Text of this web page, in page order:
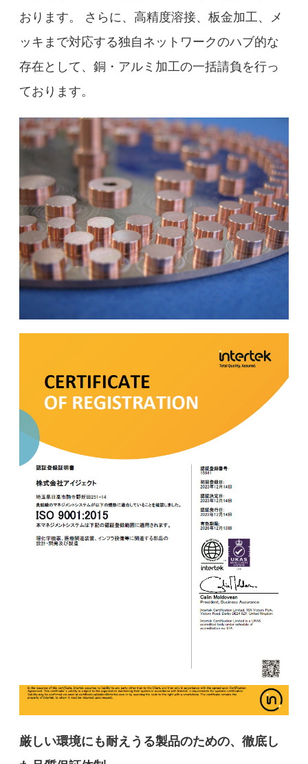
おります。 さらに、高精度溶接、板金加工、メ
ッキまで対応する独自ネットワークのハブ的な
存在として、銅・アルミ加工の一括請負を行っ
ております。
厳しい環境にも耐えうる製品のための、徹底し